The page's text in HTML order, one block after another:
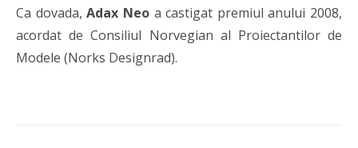
Ca dovada,Adax Neoa castigat premiul anului 2008,
acordat de Consiliul Norvegian al Proiectantilor de
Modele (Norks Designrad).